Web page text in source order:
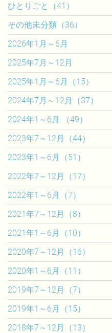
ひとりごと（41）
その他未分類（36）
2026年1月～6月
2025年7月～12月
2025年1月～6月（15）
2024年7月～12月（37）
2024年1～6月 （49）
2023年7～12月（44）
2023年1～6月（51）
2022年7～12月（17）
2022年1～6月（7）
2021年7～12月（8）
2021年1～6月（10）
2020年7～12月（16）
2020年1～6月（11）
2019年7～12月（7）
2019年1～6月（15）
2018年7～12月（13）